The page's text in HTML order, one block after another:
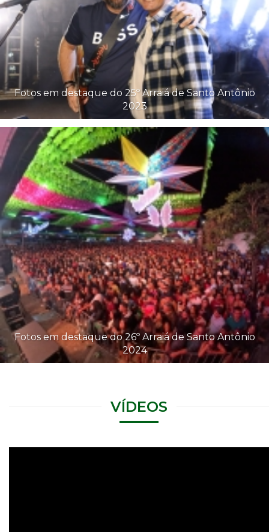
Fotos em destaque do 25º Arraiá de Santo Antônio
2023
Fotos em destaque do 26º Arraiá de Santo Antônio
2024
VÍDEOS